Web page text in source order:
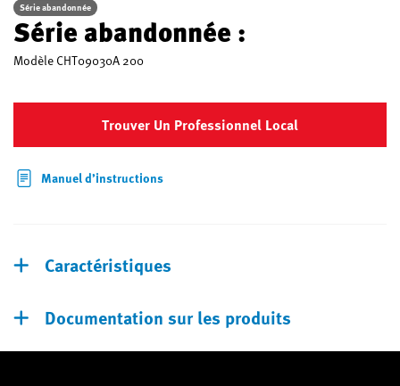
Série abandonnée
Série abandonnée :
ModèleCHT09030A 200
Trouver Un Professionnel Local
Manuel d’instructions
Caractéristiques
Documentation sur les produits